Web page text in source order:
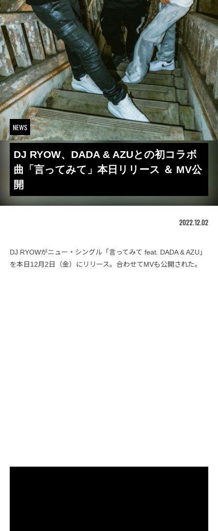
NEWS
DJ RYOW、DADA & AZUとの初コラボ
曲「言ってみて」本日リリース ＆ MV公
開
2022.12.02
DJ RYOWがニュー・シングル「言ってみて feat. DADA & AZU」
を本日12月2日（金）にリリース。合わせてMVも公開された。